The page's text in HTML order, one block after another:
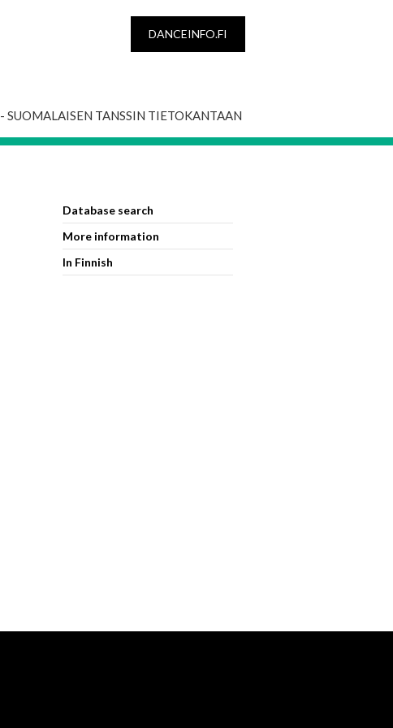
DANCEINFO.FI
- SUOMALAISEN TANSSIN TIETOKANTAAN
Database search
More information
In Finnish